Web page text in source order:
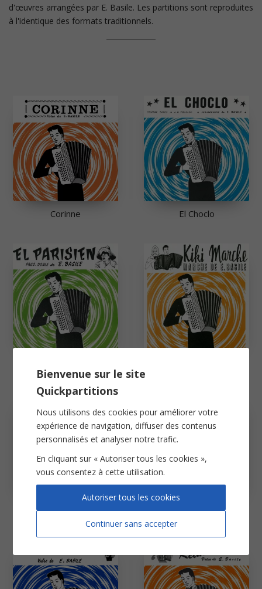
d'œuvres arrangées par E. Basile. Les partitions sont reproduites
à l'identique des formats traditionnels.
Corinne El Choclo
La Paloma Manège bavarois
Bienvenue sur le site
Quickpartitions
Nous utilisons des cookies pour améliorer votre
expérience de navigation, diffuser des contenus
personnalisés et analyser notre trafic.
En cliquant sur « Autoriser tous les cookies »,
vous consentez à cette utilisation.
Continuer sans accepter
Autoriser tous les cookies